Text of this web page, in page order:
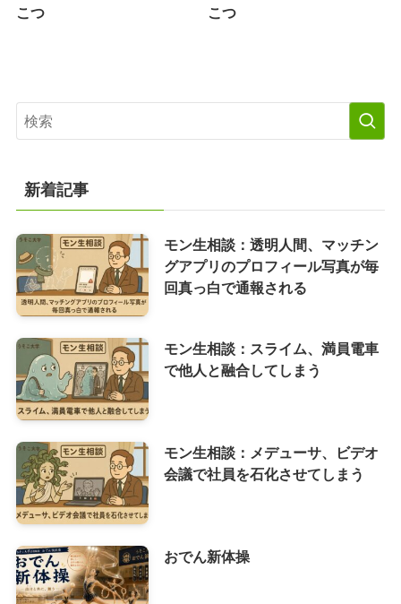
こつ
こつ
新着記事
モン生相談：透明人間、マッチン
グアプリのプロフィール写真が毎
回真っ白で通報される
モン生相談：スライム、満員電車
で他人と融合してしまう
モン生相談：メデューサ、ビデオ
会議で社員を石化させてしまう
おでん新体操